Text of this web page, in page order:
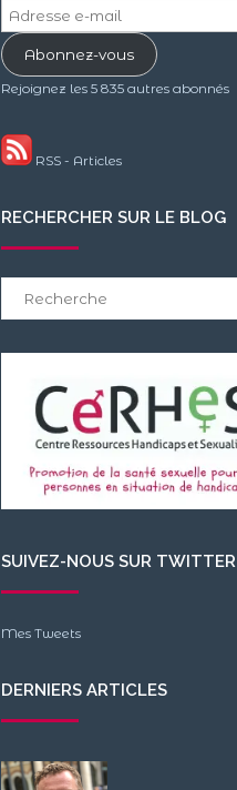
Adresse
e-
mailAbonnez-vous
Rejoignez les 5 835 autres abonnés
RSS - Articles
RECHERCHER SUR LE BLOG
SUIVEZ-NOUS SUR TWITTER
Mes Tweets
DERNIERS ARTICLES